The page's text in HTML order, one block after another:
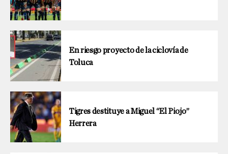
En riesgo proyecto de la ciclovía de
Toluca
Tigres destituye a Miguel “El Piojo”
Herrera